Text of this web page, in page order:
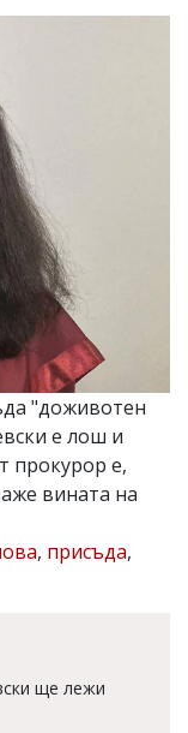
"доживотен
е лош и
прокурор е,
вината на
, присъда,
ще лежи